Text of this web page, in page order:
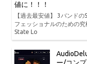
値に！！！
【過去最安値】 3バンド
フェッショナルのための
State Lo